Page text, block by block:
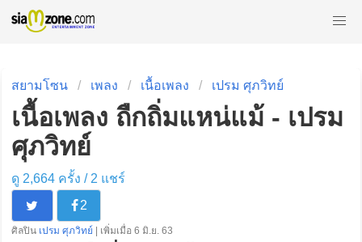
สยามโซน เพลง เนื้อเพลง เปรม ศุภวิทย์
เนื้อเพลง ถืกถิ่มแหน่แม้ - เปรม
ศุภวิทย์
ดู 2,664 ครั้ง / 2 แชร์
2
ศิลปิน เปรม ศุภวิทย์ | เพิ่มเมื่อ 6 มิ.ย. 63